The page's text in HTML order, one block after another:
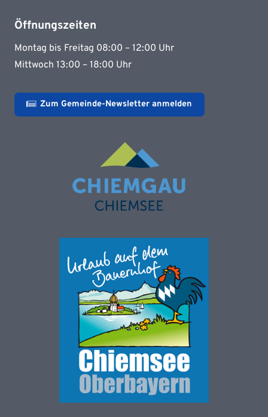
Öffnungszeiten
Montag bis Freitag 08:00 – 12:00 Uhr
Mittwoch 13:00 – 18:00 Uhr
Zum Gemeinde-Newsletter anmelden